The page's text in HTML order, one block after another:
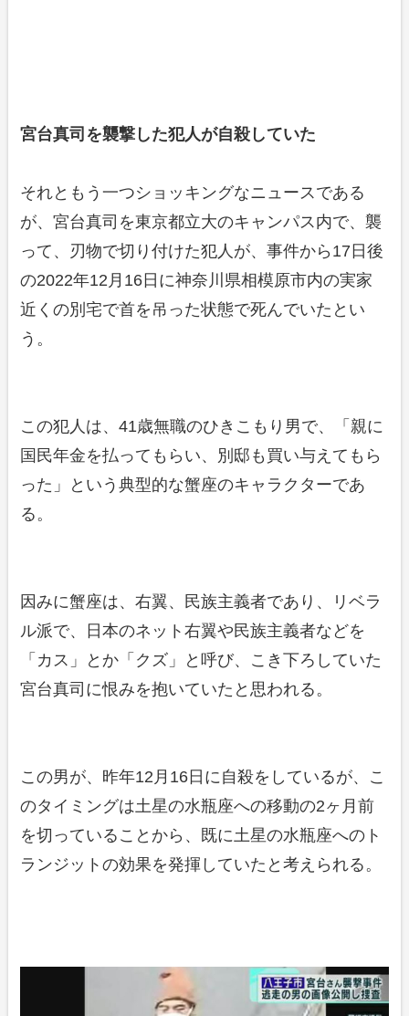
宮台真司を襲撃した犯人が自殺していた
それともう一つショッキングなニュースである
が、宮台真司を東京都立大のキャンパス内で、襲
って、刃物で切り付けた犯人が、事件から17日後
の2022年12月16日に神奈川県相模原市内の実家
近くの別宅で首を吊った状態で死んでいたとい
う。
この犯人は、41歳無職のひきこもり男で、「親に
国民年金を払ってもらい、別邸も買い与えてもら
った」という典型的な蟹座のキャラクターであ
る。
因みに蟹座は、右翼、民族主義者であり、リベラ
ル派で、日本のネット右翼や民族主義者などを
「カス」とか「クズ」と呼び、こき下ろしていた
宮台真司に恨みを抱いていたと思われる。
この男が、昨年12月16日に自殺をしているが、こ
のタイミングは土星の水瓶座への移動の2ヶ月前
を切っていることから、既に土星の水瓶座へのト
ランジットの効果を発揮していたと考えられる。